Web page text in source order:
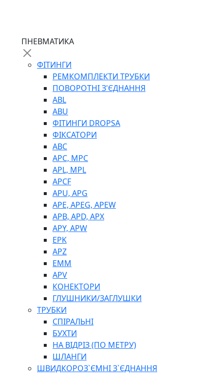
ПНЕВМАТИКА
ФІТИНГИ
РЕМКОМПЛЕКТИ ТРУБКИ
ПОВОРОТНІ З'ЄДНАННЯ
ABL
ABU
ФІТИНГИ DROPSA
ФІКСАТОРИ
ABC
APC, MPC
APL, MPL
APCF
APU, APG
APE, APEG, APEW
APB, APD, APX
APY, APW
EPK
APZ
EMM
APV
КОНЕКТОРИ
ГЛУШНИКИ/ЗАГЛУШКИ
ТРУБКИ
СПІРАЛЬНІ
БУХТИ
НА ВІДРІЗ (ПО МЕТРУ)
ШЛАНГИ
ШВИДКОРОЗ`ЄМНІ З`ЄДНАННЯ